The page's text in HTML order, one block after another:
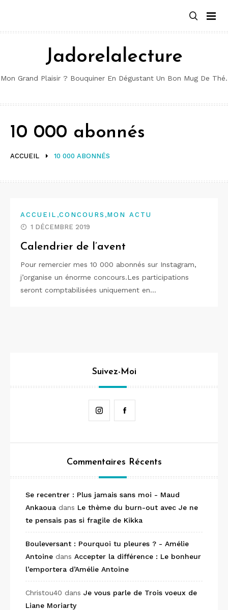
contenu
Jadorelalecture
Mon Grand Plaisir ? Bouquiner En Dégustant Un Bon Mug De Thé.
ACCUEIL 10 000 ABONNÉS
10 000 abonnés
ACCUEIL ,CONCOURS ,MON ACTU
1 DÉCEMBRE 2019
Calendrier de l’avent
Pour remercier mes 10 000 abonnés sur Instagram,
j’organise un énorme concours.Les participations
seront comptabilisées uniquement en…
Suivez-Moi
Instagram
Commentaires Récents
Se recentrer : Plus jamais sans moi - Maud
Ankaoua dans Le thème du burn-out avec Je ne
te pensais pas si fragile de Kikka
Bouleversant : Pourquoi tu pleures ? - Amélie
Antoine dans Accepter la différence : Le bonheur
l’emportera d’Amélie Antoine
Christou40 dans Je vous parle de Trois voeux de
Liane Moriarty